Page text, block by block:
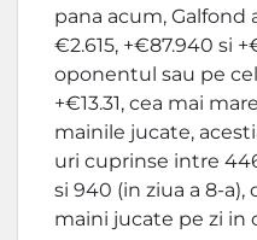
pana acum, Galfond
€2.615, +€87.940 si
oponentul sau pe
+€13.31, cea mai
mainile jucate,
uri cuprinse intre
si 940 (in ziua a 8-
maini jucate pe zi in